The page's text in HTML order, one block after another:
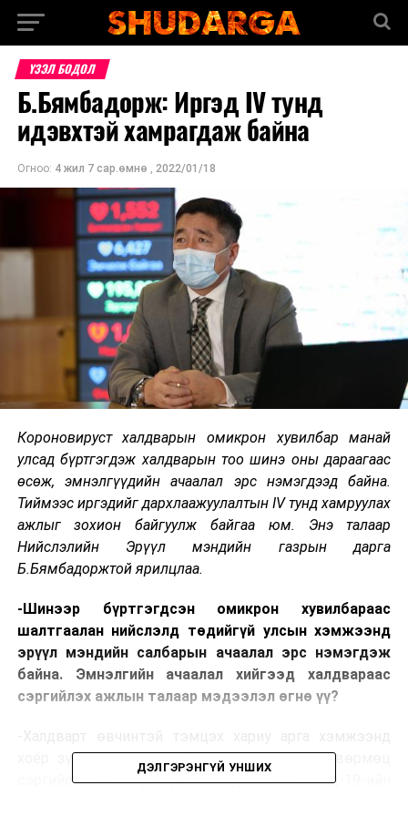
ҮЗЭЛ БОДОЛ
Б.Бямбадорж: Иргэд IV тунд
идэвхтэй хамрагдаж байна
Огноо: 4 жил 7 сар.өмнө , 2022/01/18
Короновируст халдварын омикрон хувилбар манай
улсад бүртгэгдэж халдварын тоо шинэ оны дараагаас
өсөж, эмнэлгүүдийн ачаалал эрс нэмэгдээд байна.
Тиймээс иргэдийг дархлаажуулалтын IVтунд хамруулах
ажлыг зохион байгуулж байгаа юм. Энэ талаар
Нийслэлийн Эрүүл мэндийн газрын дарга
Б.Бямбадоржтой ярилцлаа.
-Шинээр бүртгэгдсэн омикрон хувилбараас
шалтгаалан нийслэлд төдийгүй улсын хэмжээнд
эрүүл мэндийн салбарын ачаалал эрс нэмэгдэж
байна. Эмнэлгийн ачаалал хийгээд халдвараас
сэргийлэх ажлын талаар мэдээлэл өгнө үү?
хоёр зүйл маш чухал байдаг. Нэгдүгээрт өвөрмөц
сэргийлэлт буюу дархлаажуулалт. Ковид-19-ийн
ДЭЛГЭРЭНГҮЙ УНШИХ